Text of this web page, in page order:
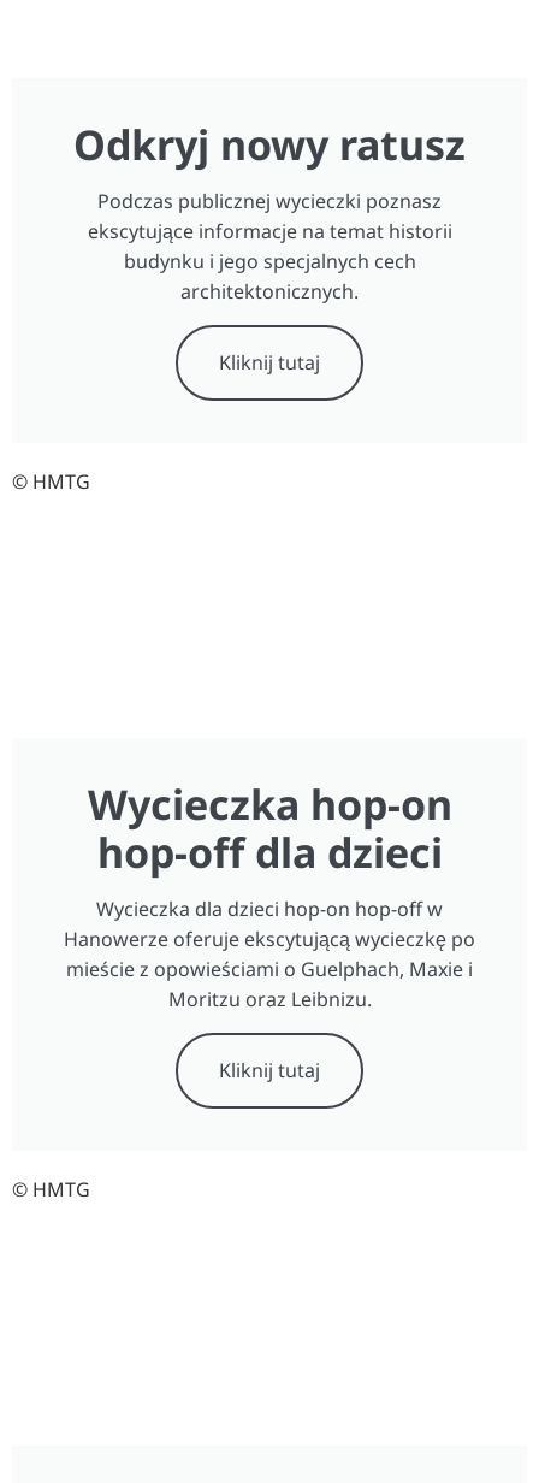
Odkryj nowy ratusz
Podczas publicznej wycieczki poznasz
ekscytujące informacje na temat historii
budynku i jego specjalnych cech
architektonicznych.
Kliknij tutaj
© HMTG
Wycieczka hop-on
hop-off dla dzieci
Wycieczka dla dzieci hop-on hop-off w
Hanowerze oferuje ekscytującą wycieczkę po
mieście z opowieściami o Guelphach, Maxie i
Moritzu oraz Leibnizu.
Kliknij tutaj
© HMTG